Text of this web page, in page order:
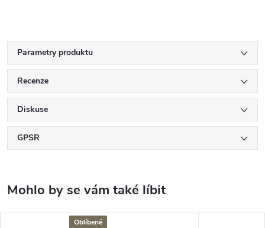
Parametry produktu
Recenze
Diskuse
GPSR
Oblíbené